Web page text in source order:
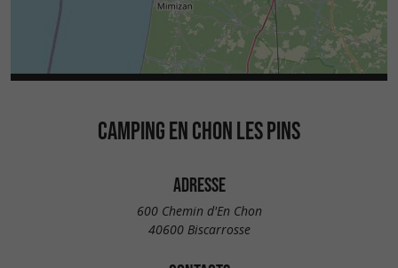
CAMPING EN CHON LES PINS
ADRESSE
600 Chemin d'En Chon
40600 Biscarrosse